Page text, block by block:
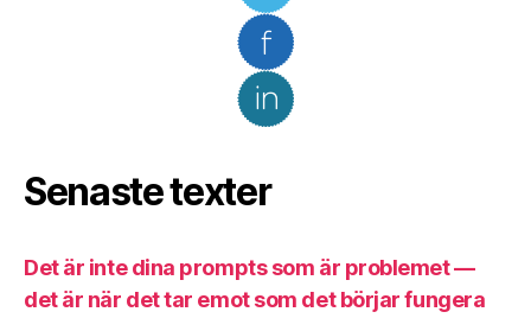
Senaste texter
Det är inte dina prompts som är problemet —
det är när det tar emot som det börjar fungera